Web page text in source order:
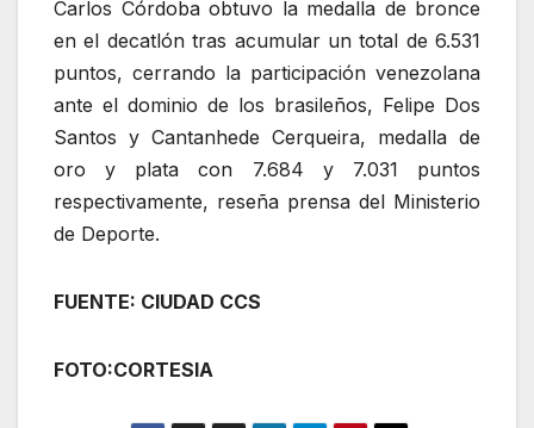
Carlos Córdoba obtuvo la medalla de bronce
en el decatlón tras acumular un total de 6.531
puntos, cerrando la participación venezolana
ante el dominio de los brasileños, Felipe Dos
Santos y Cantanhede Cerqueira, medalla de
oro y plata con 7.684 y 7.031 puntos
respectivamente, reseña prensa del Ministerio
de Deporte.
FUENTE: CIUDAD CCS
FOTO:CORTESIA